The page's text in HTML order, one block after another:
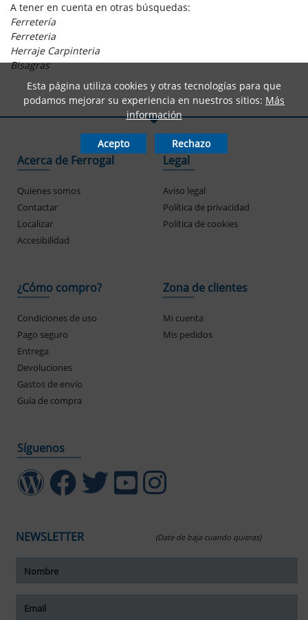
A tener en cuenta en otras búsquedas:
Ferretería
Ferreteria
Herraje Carpinteria
Bisagras
Acerca de Ferrogal
Quienes somos
Contactar
Localizar
Accesibilidad
Legal
Aviso legal
Política de privacidad
Política de cookies
¿Cómo compro?
Condiciones de uso
Pago seguro
Entrega
Devoluciones
Gastos de envío
Guía de compra
Zona de clientes
Mi cuenta
Mis pedidos
Síguenos
NEWSLETTER (Date de baja cuando quieras)
Esta página utiliza cookies y otras tecnologías para que
podamos mejorar su experiencia en nuestros sitios: Más
información
Acepto Rechazo
tamaño del texto
del texto